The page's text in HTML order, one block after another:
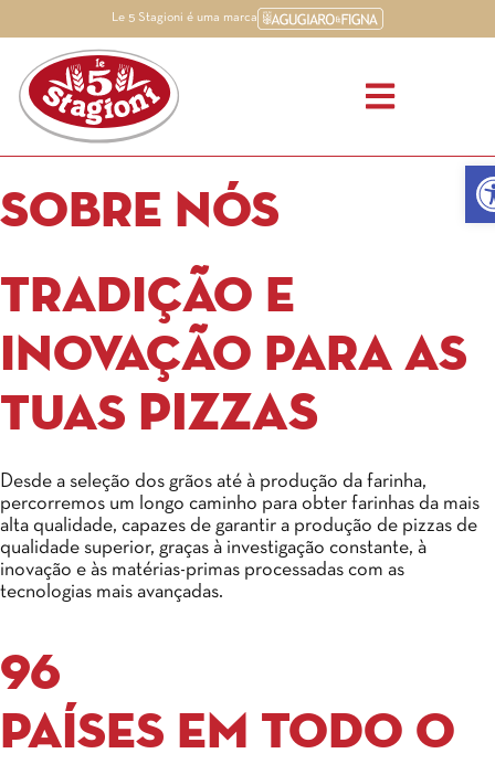
Le 5 Stagioni é uma marca
Sobre nós
Tradição e
inovação para as
tuas pizzas
Desde a seleção dos grãos até à produção da farinha,
percorremos um longo caminho para obter farinhas da mais
alta qualidade, capazes de garantir a produção de pizzas de
qualidade superior, graças à investigação constante, à
inovação e às matérias-primas processadas com as
tecnologias mais avançadas.
96
Países em todo o